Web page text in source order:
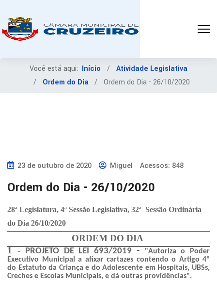
Você está aqui: Início
Atividade Legislativa
Ordem do Dia
Ordem do Dia - 26/10/2020
23 de outubro de 2020 Miguel Acessos: 848
Ordem do Dia - 26/10/2020
28ª Legislatura, 4ª Sessão Legislativa, 32ª Sessão Ordinária
do Dia 26/10/2020
ORDEM DO DIA
1 - PROJETO DE LEI 693/2019-
"Autoriza o Poder
Executivo Municipal a afixar cartazes contendo o Artigo 4º
do Estatuto da Criança e do Adolescente em Hospitais, UBSs,
Creches e Escolas Municipais, e dá outras providências".